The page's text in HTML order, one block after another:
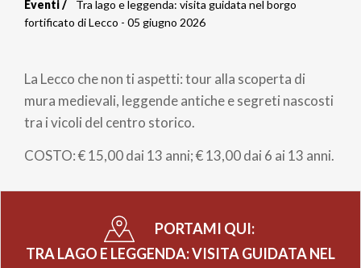
Briciole
pane
Eventi
Tra lago e leggenda: visita guidata nel borgo
fortificato di Lecco - 05 giugno 2026
La Lecco che non ti aspetti: tour alla scoperta di
mura medievali, leggende antiche e segreti nascosti
tra i vicoli del centro storico.
COSTO: € 15,00 dai 13 anni; € 13,00 dai 6 ai 13 anni.
PORTAMI QUI:
TRA LAGO E LEGGENDA: VISITA GUIDATA NEL